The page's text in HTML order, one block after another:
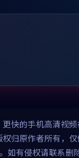
快的手机高清视
归原作者所有，仅
如有侵权请联系删除